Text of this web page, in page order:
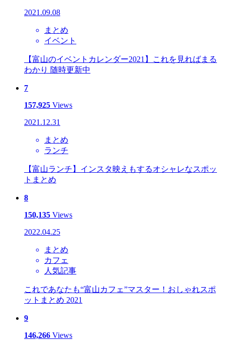
2021.09.08
まとめ
イベント
【富山のイベントカレンダー2021】これを見ればまる
わかり 随時更新中
7
157,925 Views
2021.12.31
まとめ
ランチ
【富山ランチ】インスタ映えもするオシャレなスポッ
トまとめ
8
150,135 Views
2022.04.25
まとめ
カフェ
人気記事
これであなたも“富山カフェ”マスター！おしゃれスポ
ットまとめ 2021
9
146,266 Views